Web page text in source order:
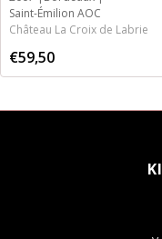
Saint-Émilion AOC
Château La Croix de Labrie
€59,50